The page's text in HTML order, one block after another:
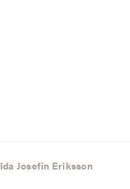
Ida Josefin Eriksson